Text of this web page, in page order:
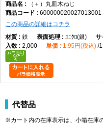
（＋）丸皿木ねじ
600000020027013001
この商品の詳細はコチラ
鉄
ﾕﾆｸﾛ(銀)
2,000
1.95円(税込)
代替品
※カート内の在庫表示は、小箱在庫